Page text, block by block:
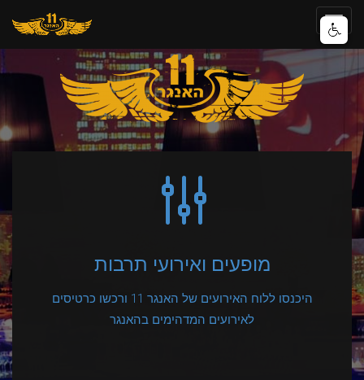
מופעים ואירועי תרבות
היכנסו ללוח האירועים של האנגר 11 ורכשו כרטיסים
לאירועים המדהימים בהאנגר